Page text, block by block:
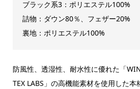
ブラック系3：ポリエステル100%
詰物：ダウン80％、フェザー20%
裏地：ポリエステル100%
防風性、透湿性、耐水性に優れた「
TEX LABS」の高機能素材を使用した本